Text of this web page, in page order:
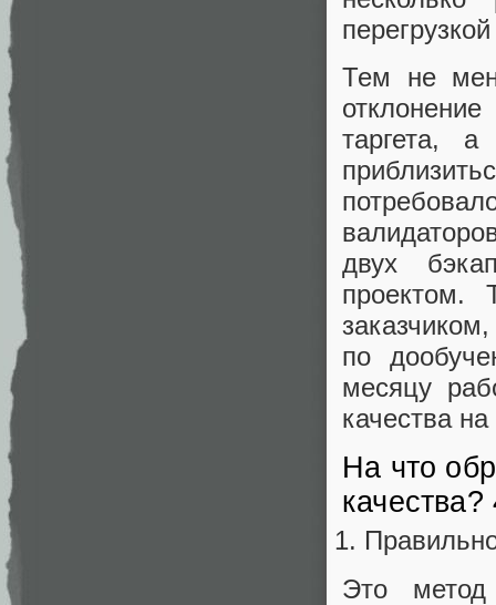
Тем не
таргета,
двух
проектом.
по
месяцу
качества
На что
Это